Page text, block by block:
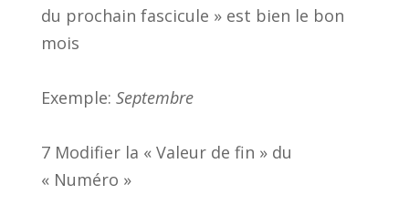
du prochain fascicule » est bien le bon
mois
Exemple: Septembre
7 Modifier la « Valeur de fin » du
« Numéro »